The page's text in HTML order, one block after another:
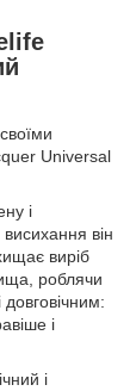
Universal
і
він
виріб
роблячи
і
і